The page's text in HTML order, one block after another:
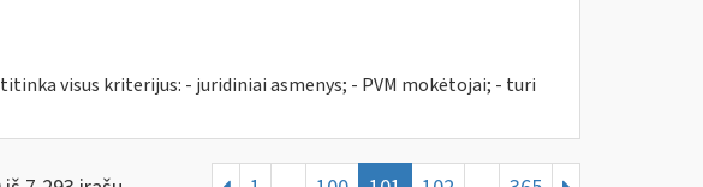
visus kriterijus: - juridiniai asmenys; - PVM mokėtojai; - turi